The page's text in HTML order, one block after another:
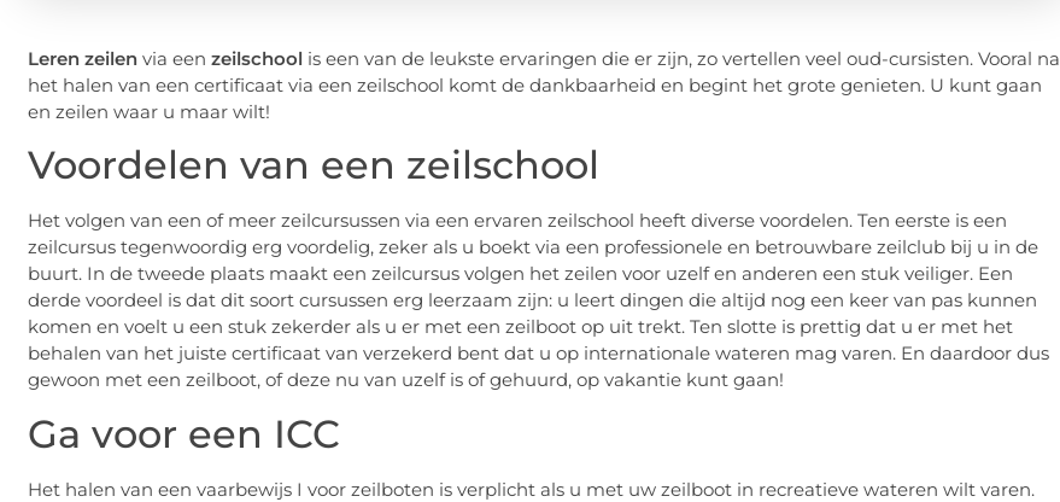
Leren zeilen via een zeilschool is een van de leukste ervaringen die er zijn, zo vertellen veel oud-cursisten. Vooral na
het halen van een certificaat via een zeilschool komt de dankbaarheid en begint het grote genieten. U kunt gaan
en zeilen waar u maar wilt!
Voordelen van een zeilschool
Het volgen van een of meer zeilcursussen via een ervaren zeilschool heeft diverse voordelen. Ten eerste is een
zeilcursus tegenwoordig erg voordelig, zeker als u boekt via een professionele en betrouwbare zeilclub bij u in de
buurt. In de tweede plaats maakt een zeilcursus volgen het zeilen voor uzelf en anderen een stuk veiliger. Een
derde voordeel is dat dit soort cursussen erg leerzaam zijn: u leert dingen die altijd nog een keer van pas kunnen
komen en voelt u een stuk zekerder als u er met een zeilboot op uit trekt. Ten slotte is prettig dat u er met het
behalen van het juiste certificaat van verzekerd bent dat u op internationale wateren mag varen. En daardoor dus
gewoon met een zeilboot, of deze nu van uzelf is of gehuurd, op vakantie kunt gaan!
Ga voor een ICC
Het halen van een vaarbewijs I voor zeilboten is verplicht als u met uw zeilboot in recreatieve wateren wilt varen.